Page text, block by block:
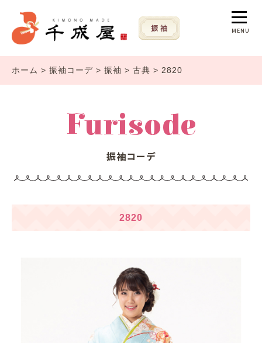
MENU
ホーム > 振袖コーデ > 振袖 > 古典 > 2820
Furisode
振袖コーデ
2820